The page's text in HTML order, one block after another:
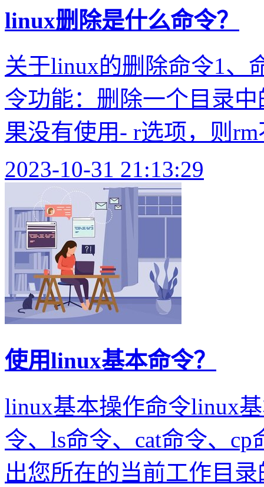
linux删除是什么命令？
关于linux的删除命令1
令功能：删除一个目录
果没有使用- r选项，则
2023-10-31 21:13:29
使用linux基本命令？
linux基本操作命令linux
令、ls命令、cat命令、
出您所在的当前工作目